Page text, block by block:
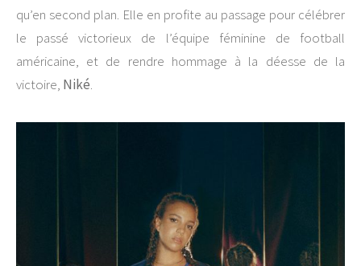
qu’en second plan. Elle en profite au passage pour célébrer
le passé victorieux de l’équipe féminine de football
américaine, et de rendre hommage à la déesse de la
victoire, Niké.